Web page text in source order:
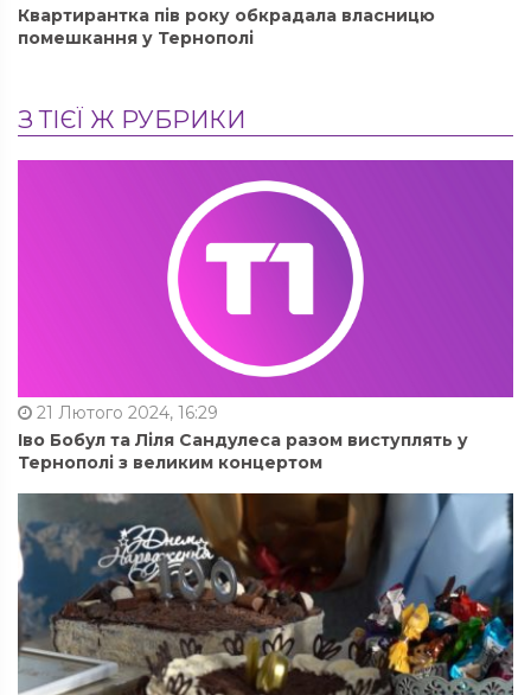
Квартирантка пів року обкрадала власницю
помешкання у Тернополі
З ТІЄЇ Ж РУБРИКИ
21 Лютого 2024, 16:29
Іво Бобул та Ліля Сандулеса разом виступлять у
Тернополі з великим концертом